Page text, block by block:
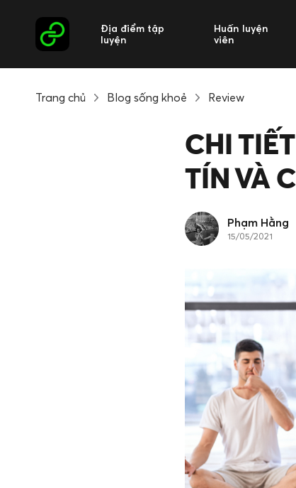
Địa điểm tập
luyện
Huấn luyện
viên
Trang chủ Blog sống khoẻ Review
CHI
TÍN VÀ
Phạm Hằng
15/05/2021